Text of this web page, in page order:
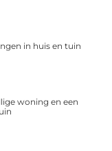
in huis en tuin
woning en een